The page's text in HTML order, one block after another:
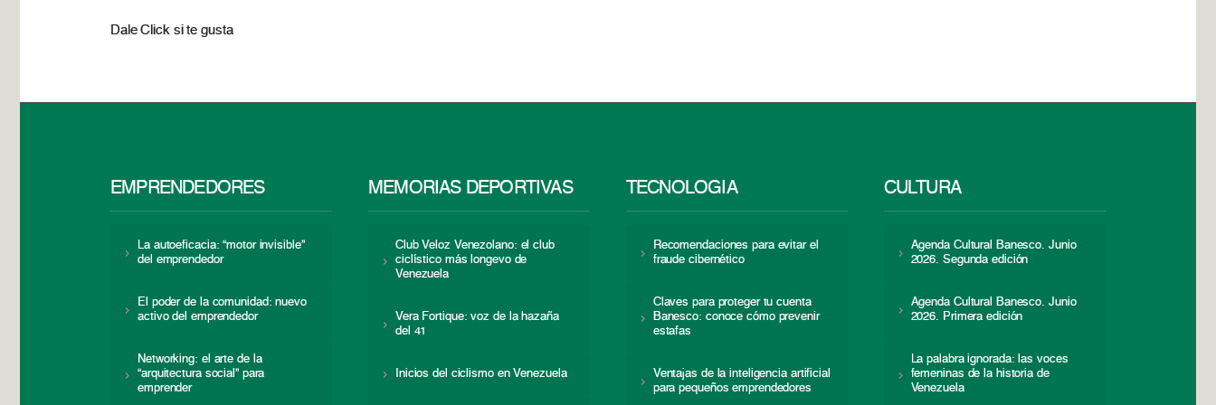
Dale Click si te gusta
EMPRENDEDORES
La autoeficacia: “motor invisible”
del emprendedor
El poder de la comunidad: nuevo
activo del emprendedor
Networking: el arte de la
“arquitectura social” para
emprender
MEMORIAS DEPORTIVAS
Club Veloz Venezolano: el club
ciclístico más longevo de
Venezuela
Vera Fortique: voz de la hazaña
del 41
Inicios del ciclismo en Venezuela
TECNOLOGÍA
Recomendaciones para evitar el
fraude cibernético
Claves para proteger tu cuenta
Banesco: conoce cómo prevenir
estafas
Ventajas de la inteligencia artificial
para pequeños emprendedores
CULTURA
Agenda Cultural Banesco. Junio
2026. Segunda edición
Agenda Cultural Banesco. Junio
2026. Primera edición
La palabra ignorada: las voces
femeninas de la historia de
Venezuela